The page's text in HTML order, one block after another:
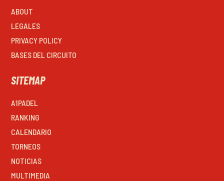
ABOUT
LEGALES
PRIVACY POLICY
BASES DEL CIRCUITO
SITEMAP
A1PADEL
RANKING
CALENDARIO
TORNEOS
NOTICIAS
MULTIMEDIA